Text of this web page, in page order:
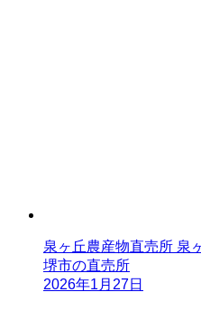
泉ヶ丘農産物直売所 泉
堺市の直売所
2026年1月27日